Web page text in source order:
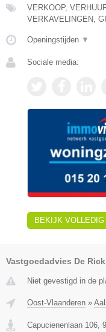
VERKOOP,
VERKAVELINGEN,
Openingstijden ▼
Sociale media:
BEKIJK VOLLEDIG
Vastgoedadvies De Rick
Niet gevestigd in de
Oost-Vlaanderen »
Capucienenlaan 106